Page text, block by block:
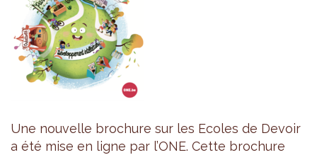
Une nouvelle brochure sur les Ecoles de Devoir
a été mise en ligne par l’ONE. Cette brochure